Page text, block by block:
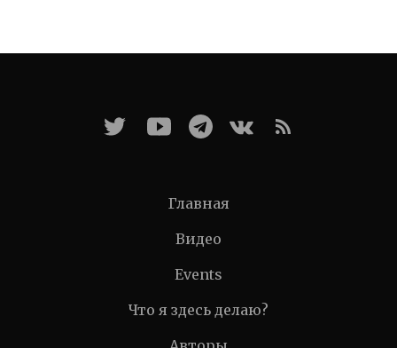
Главная
Видео
Events
Что я здесь делаю?